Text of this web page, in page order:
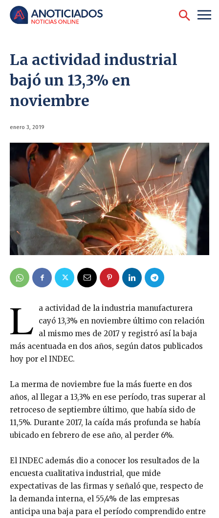
La actividad industrial
bajó un 13,3% en
noviembre
enero 3, 2019
L
a actividad de la industria manufacturera
cayó 13,3% en noviembre último con relación
al mismo mes de 2017 y registró así la baja
más acentuada en dos años, según datos publicados
hoy por el INDEC.
La merma de noviembre fue la más fuerte en dos
años, al llegar a 13,3% en ese período, tras superar al
retroceso de septiembre último, que había sido de
11,5%. Durante 2017, la caída más profunda se había
ubicado en febrero de ese año, al perder 6%.
El INDEC además dio a conocer los resultados de la
encuesta cualitativa industrial, que mide
expectativas de las firmas y señaló que, respecto de
la demanda interna, el 55,4% de las empresas
anticipa una baja para el período comprendido entre